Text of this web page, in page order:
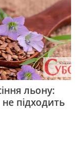
льону:
підходить